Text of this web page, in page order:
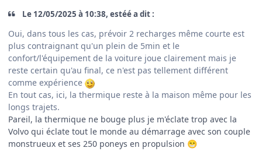
Le 12/05/2025 à 10:38, estéé a dit :
Oui, dans tous les cas, prévoir 2 recharges même courte est
plus contraignant qu'un plein de 5min et le
confort/l'équipement de la voiture joue clairement mais je
reste certain qu'au final, ce n'est pas tellement différent
comme expérience
En tout cas, ici, la thermique reste à la maison même pour les
longs trajets.
Pareil, la thermique ne bouge plus je m'éclate trop avec la
Volvo qui éclate tout le monde au démarrage avec son couple
monstrueux et ses 250 poneys en propulsion 😁